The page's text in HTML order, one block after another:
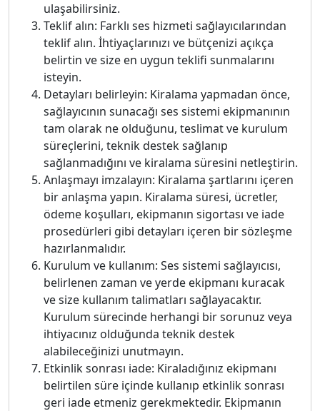
ulaşabilirsiniz.
Teklif alın: Farklı ses hizmeti sağlayıcılarından
teklif alın. İhtiyaçlarınızı ve bütçenizi açıkça
belirtin ve size en uygun teklifi sunmalarını
isteyin.
Detayları belirleyin: Kiralama yapmadan önce,
sağlayıcının sunacağı ses sistemi ekipmanının
tam olarak ne olduğunu, teslimat ve kurulum
süreçlerini, teknik destek sağlanıp
sağlanmadığını ve kiralama süresini netleştirin.
Anlaşmayı imzalayın: Kiralama şartlarını içeren
bir anlaşma yapın. Kiralama süresi, ücretler,
ödeme koşulları, ekipmanın sigortası ve iade
prosedürleri gibi detayları içeren bir sözleşme
hazırlanmalıdır.
Kurulum ve kullanım: Ses sistemi sağlayıcısı,
belirlenen zaman ve yerde ekipmanı kuracak
ve size kullanım talimatları sağlayacaktır.
Kurulum sürecinde herhangi bir sorunuz veya
ihtiyacınız olduğunda teknik destek
alabileceğinizi unutmayın.
Etkinlik sonrası iade: Kiraladığınız ekipmanı
belirtilen süre içinde kullanıp etkinlik sonrası
geri iade etmeniz gerekmektedir. Ekipmanın